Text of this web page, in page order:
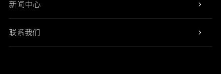
新闻中心
联系我们